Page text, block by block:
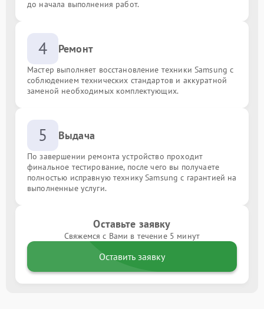
до начала выполнения работ.
4 Ремонт
Мастер выполняет восстановление техники Samsung с
соблюдением технических стандартов и аккуратной
заменой необходимых комплектующих.
5 Выдача
По завершении ремонта устройство проходит
финальное тестирование, после чего вы получаете
полностью исправную технику Samsung с гарантией на
выполненные услуги.
Оставьте заявку
Свяжемся с Вами в течение 5 минут
Оставить заявку